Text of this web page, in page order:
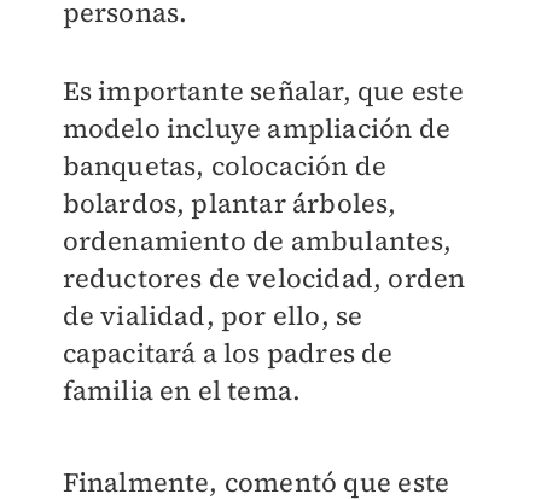
personas.
Es importante señalar, que este
modelo incluye ampliación de
banquetas, colocación de
bolardos, plantar árboles,
ordenamiento de ambulantes,
reductores de velocidad, orden
de vialidad, por ello, se
capacitará a los padres de
familia en el tema.
Finalmente, comentó que este